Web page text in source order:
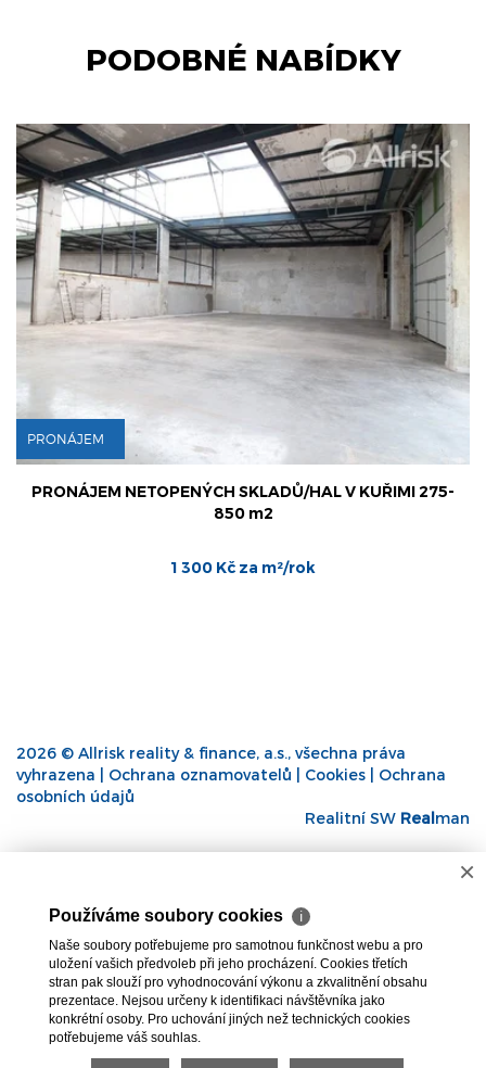
PODOBNÉ NABÍDKY
PRONÁJEM
PRONÁJEM NETOPENÝCH SKLADŮ/HAL V KUŘIMI 275-
850 m2
1 300 Kč za m²/rok
2026 © Allrisk reality & finance, a.s., všechna práva
vyhrazena | Ochrana oznamovatelů Cookies
Ochrana
osobních údajů
Realitní SW Realman
×
Používáme soubory cookies ℹ
Naše soubory potřebujeme pro samotnou funkčnost webu a pro
uložení vašich předvoleb při jeho procházení. Cookies třetích
stran pak slouží pro vyhodnocování výkonu a zkvalitnění obsahu
prezentace. Nejsou určeny k identifikaci návštěvníka jako
konkrétní osoby. Pro uchování jiných než technických cookies
potřebujeme váš souhlas.